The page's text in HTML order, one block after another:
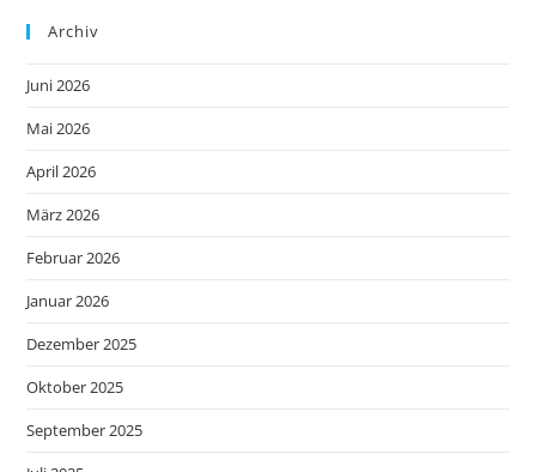
Archiv
Juni 2026
Mai 2026
April 2026
März 2026
Februar 2026
Januar 2026
Dezember 2025
Oktober 2025
September 2025